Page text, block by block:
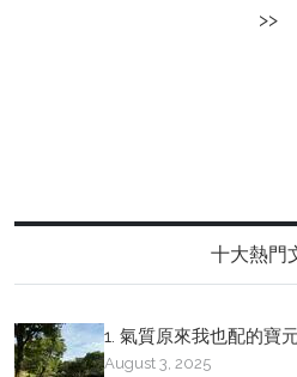
>>
十大熱門
1. 氣質原來我也配的寶
August 3, 2025